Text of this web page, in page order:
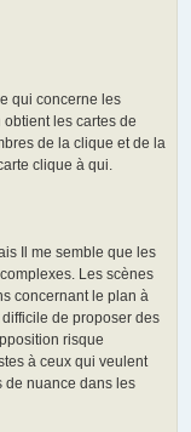
qui concerne les
les cartes de
de la clique et de la
clique à qui.
Il me semble que les
Les scènes
concernant le plan à
de proposer des
risque
à ceux qui veulent
de nuance dans les